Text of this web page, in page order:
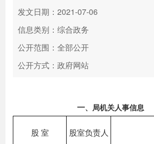
高效办成一件事
发文日期：2021-07-06
信息类别：综合政务
公开范围：全部公开
公开方式：政府网站
一、局机关人事信息
股 室 股室负责人